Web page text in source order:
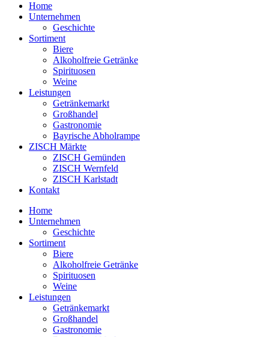
Home
Unternehmen
Geschichte
Sortiment
Biere
Alkoholfreie Getränke
Spirituosen
Weine
Leistungen
Getränkemarkt
Großhandel
Gastronomie
Bayrische Abholrampe
ZISCH Märkte
ZISCH Gemünden
ZISCH Wernfeld
ZISCH Karlstadt
Kontakt
Home
Unternehmen
Geschichte
Sortiment
Biere
Alkoholfreie Getränke
Spirituosen
Weine
Leistungen
Getränkemarkt
Großhandel
Gastronomie